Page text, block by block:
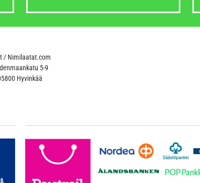
/ Nimilaatat.com
5-9
Hyvinkää